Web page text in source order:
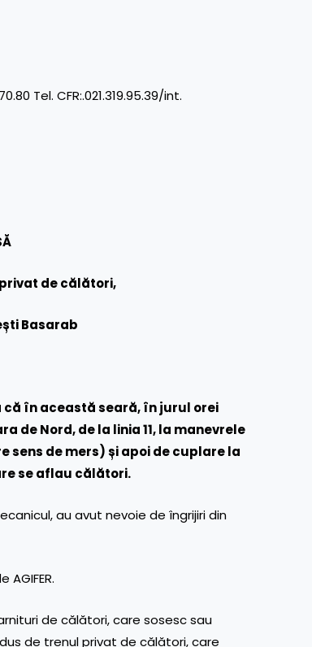
Tel. CFR:.021.319.95.39/int.
de călători,
Basarab
că în această seară, în jurul orei
de Nord, de la linia 11, la manevrele
de mers) și apoi de cuplare la
se aflau călători.
au avut nevoie de îngrijiri din
de călători, care sosesc sau
de trenul privat de călători, care